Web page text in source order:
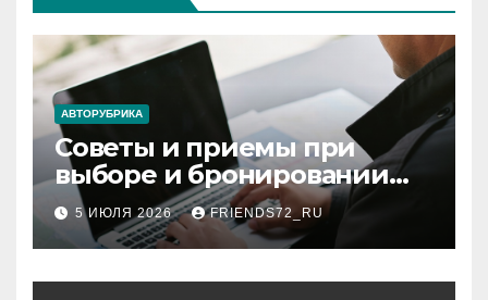
АВТОРУБРИКА
Советы и приемы при
выборе и бронировании
авиабилетов
5 ИЮЛЯ 2026 FRIENDS72_RU